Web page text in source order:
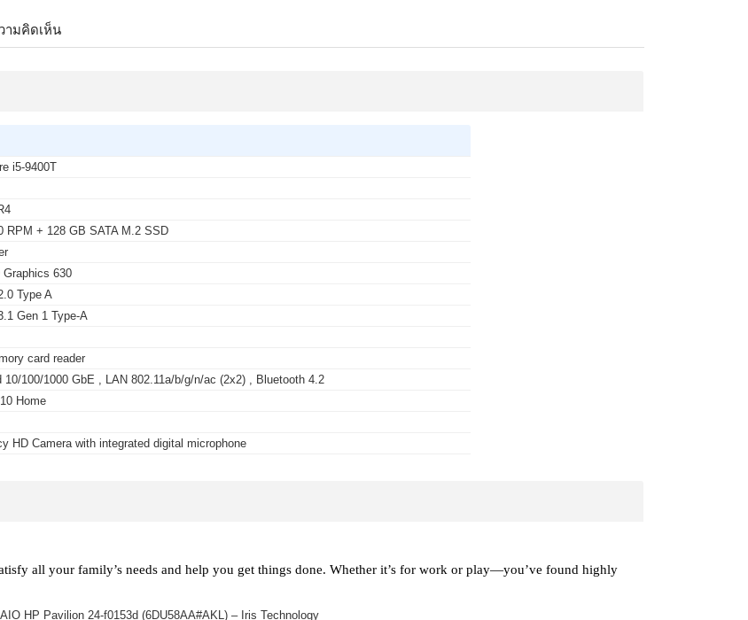
ามคิดเห็น
i5-9400T
RPM + 128 GB SATA M.2 SSD
Graphics 630
Type A
Gen 1 Type-A
card reader
10/100/1000 GbE , LAN 802.11a/b/g/n/ac (2x2) , Bluetooth 4.2
Home
HD Camera with integrated digital microphone
all your family’s needs and help you get things done. Whether it’s for work or play—you’ve found highly